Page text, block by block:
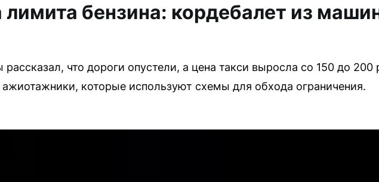
бензина: кордебалет из
что дороги опустели, а цена такси выросла со 150 до 200
которые используют схемы для обхода ограничения.